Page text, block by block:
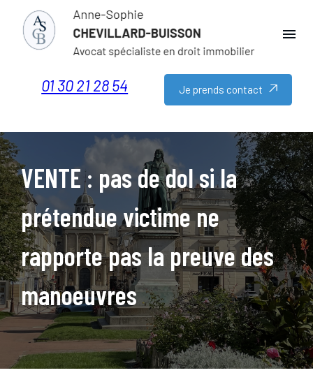
menu
01 30 21 28 54 Je prends contact
VENTE : pas de dol si la
prétendue victime ne
rapporte pas la preuve des
manoeuvres
Panneau de gestion des cookies